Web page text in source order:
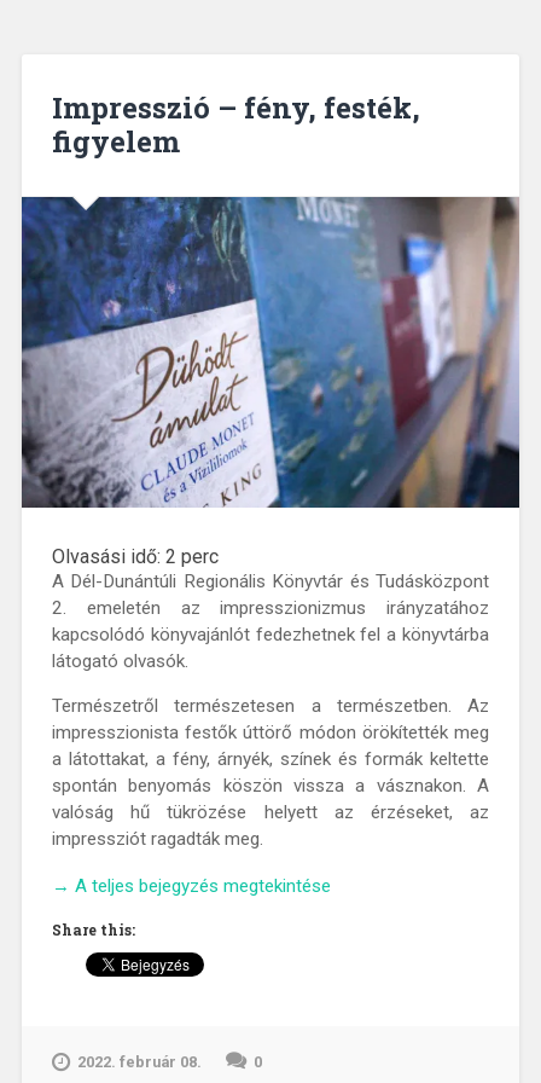
Impresszió – fény, festék,
figyelem
Olvasási idő: 2 perc
A Dél-Dunántúli Regionális Könyvtár és Tudásközpont
2. emeletén az impresszionizmus irányzatához
kapcsolódó könyvajánlót fedezhetnek fel a könyvtárba
látogató olvasók.
Természetről természetesen a természetben. Az
impresszionista festők úttörő módon örökítették meg
a látottakat, a fény, árnyék, színek és formák keltette
spontán benyomás köszön vissza a vásznakon. A
valóság hű tükrözése helyett az érzéseket, az
impressziót ragadták meg.
„Impresszió
fény,
festék,
→ A teljes bejegyzés megtekintése
Share this:
2022. február 08. 0